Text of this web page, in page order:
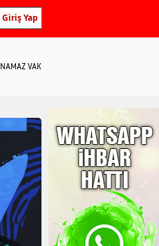
Giriş Yap
NAMAZ VAKİTLERİ